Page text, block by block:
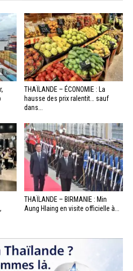
THAÏLANDE – ÉCONOMIE : La
hausse des prix ralentit… sauf
dans...
THAÏLANDE – BIRMANIE : Min
Aung Hlaing en visite officielle à...